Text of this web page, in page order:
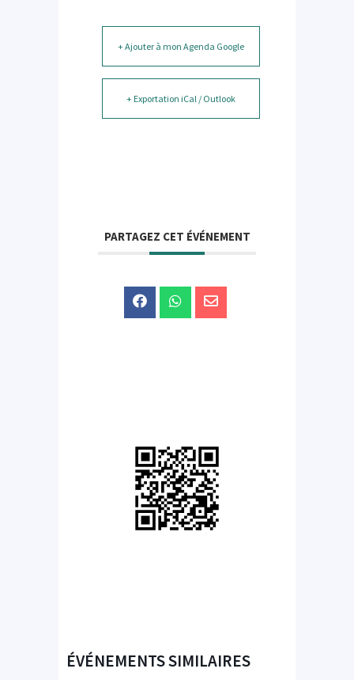
+ Ajouter à mon Agenda Google
+ Exportation iCal / Outlook
PARTAGEZ CET ÉVÉNEMENT
ÉVÉNEMENTS SIMILAIRES